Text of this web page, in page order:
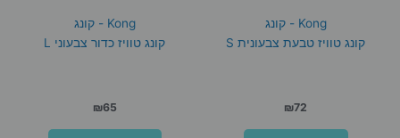
Kong - קונג
קונג טוויז טבעת צבעונית S
₪72
Kong - קונג
קונג טוויז כדור צבעוני L
₪65